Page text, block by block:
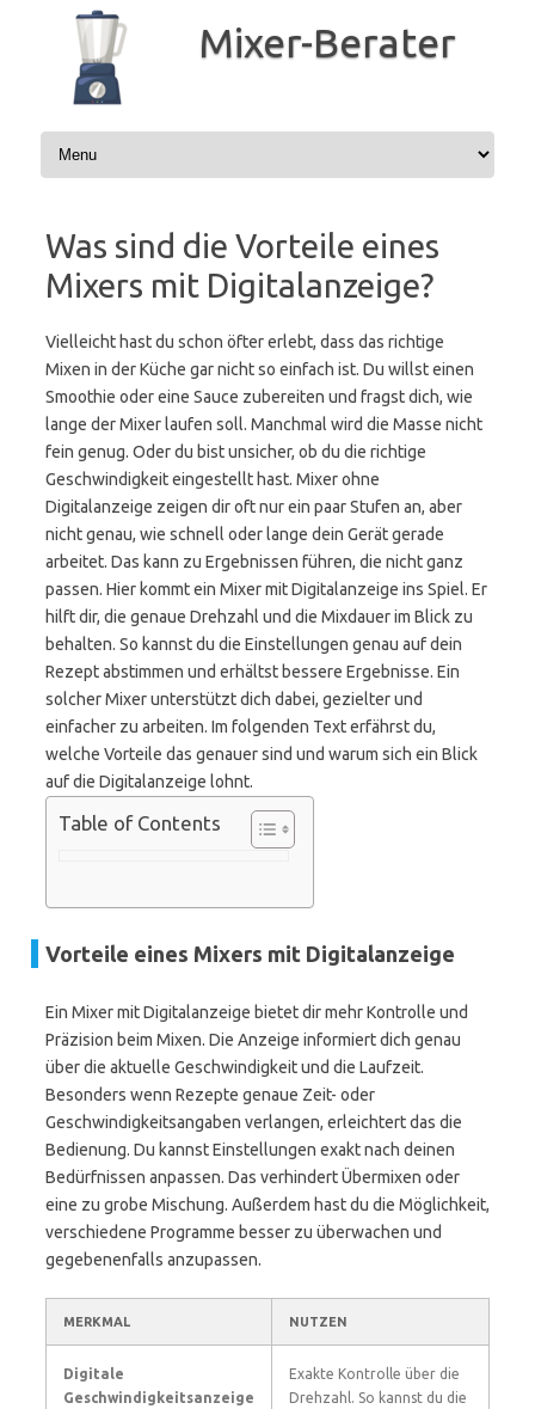
springen
Mixer-Berater
Was sind die Vorteile eines
Mixers mit Digitalanzeige?
Vielleicht hast du schon öfter erlebt, dass das richtige
Mixen in der Küche gar nicht so einfach ist. Du willst einen
Smoothie oder eine Sauce zubereiten und fragst dich, wie
lange der Mixer laufen soll. Manchmal wird die Masse nicht
fein genug. Oder du bist unsicher, ob du die richtige
Geschwindigkeit eingestellt hast. Mixer ohne
Digitalanzeige zeigen dir oft nur ein paar Stufen an, aber
nicht genau, wie schnell oder lange dein Gerät gerade
arbeitet. Das kann zu Ergebnissen führen, die nicht ganz
passen. Hier kommt ein Mixer mit Digitalanzeige ins Spiel. Er
hilft dir, die genaue Drehzahl und die Mixdauer im Blick zu
behalten. So kannst du die Einstellungen genau auf dein
Rezept abstimmen und erhältst bessere Ergebnisse. Ein
solcher Mixer unterstützt dich dabei, gezielter und
einfacher zu arbeiten. Im folgenden Text erfährst du,
welche Vorteile das genauer sind und warum sich ein Blick
auf die Digitalanzeige lohnt.
Table of Contents
Vorteile eines Mixers mit Digitalanzeige
Ein Mixer mit Digitalanzeige bietet dir mehr Kontrolle und
Präzision beim Mixen. Die Anzeige informiert dich genau
über die aktuelle Geschwindigkeit und die Laufzeit.
Besonders wenn Rezepte genaue Zeit- oder
Geschwindigkeitsangaben verlangen, erleichtert das die
Bedienung. Du kannst Einstellungen exakt nach deinen
Bedürfnissen anpassen. Das verhindert Übermixen oder
eine zu grobe Mischung. Außerdem hast du die Möglichkeit,
verschiedene Programme besser zu überwachen und
gegebenenfalls anzupassen.
MERKMAL NUTZEN
Digitale
Geschwindigkeitsanzeige
Exakte Kontrolle über die
Drehzahl. So kannst du die